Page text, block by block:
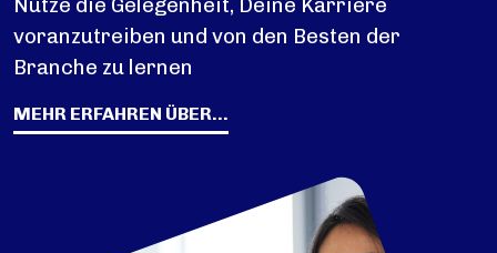
voranzutreiben und von den Besten der
Branche zu lernen
MEHR ERFAHREN ÜBER...